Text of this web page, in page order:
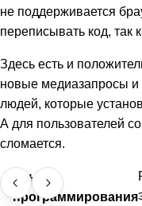
не поддерживается
переписывать код, так
Здесь есть и
новые медиазапросы и
людей, которые
А для пользователей
сломается.
Язык
программирования